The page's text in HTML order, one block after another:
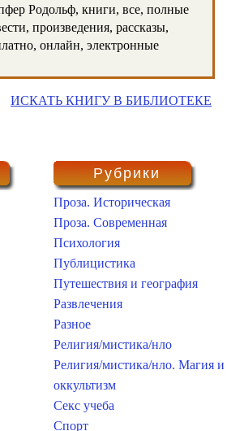
Родольф, книги, все, полные
произведения, рассказы,
онлайн, электронные
ИСКАТЬ КНИГУ В БИБЛИОТЕКЕ
Рубрики
Проза. Историческая
Проза. Современная
Психология
Публицистика
Путешествия и география
Развлечения
Разное
Религия/мистика/нло
Религия/мистика/нло. Магия и
оккультизм
Секс учеба
Спорт